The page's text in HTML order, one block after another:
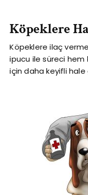
Köpeklere
Köpeklere ilaç
ipucu ile süreci
için daha keyifli hale